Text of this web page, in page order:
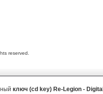
reserved.
ключ (cd key) Re-Legion - Digital